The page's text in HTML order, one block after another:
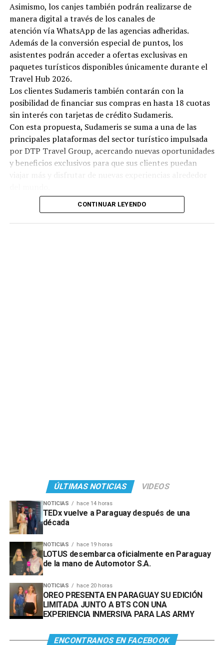
Asimismo, los canjes también podrán realizarse de
manera digital a través de los canales de
atención vía WhatsApp de las agencias adheridas.
Además de la conversión especial de puntos, los
asistentes podrán acceder a ofertas exclusivas en
paquetes turísticos disponibles únicamente durante el
Travel Hub 2026.
Los clientes Sudameris también contarán con la
posibilidad de financiar sus compras en hasta 18 cuotas
sin interés con tarjetas de crédito Sudameris.
Con esta propuesta, Sudameris se suma a una de las
principales plataformas del sector turístico impulsada
por DTP Travel Group, acercando nuevas oportunidades
y beneficios exclusivos para que sus clientes puedan
CONTINUAR LEYENDO
ÚLTIMAS NOTICIAS VIDEOS
NOTICIAS hace 14 horas
TEDx vuelve a Paraguay después de una
década
NOTICIAS hace 19 horas
LOTUS desembarca oficialmente en Paraguay
de la mano de Automotor S.A.
NOTICIAS hace 20 horas
OREO PRESENTA EN PARAGUAY SU EDICIÓN
LIMITADA JUNTO A BTS CON UNA
EXPERIENCIA INMERSIVA PARA LAS ARMY
ENCONTRANOS EN FACEBOOK